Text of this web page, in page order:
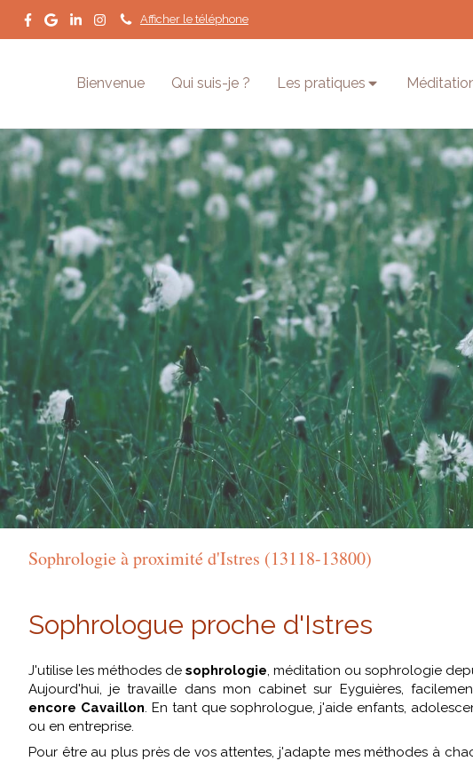
Afficher le téléphone
Bienvenue Qui suis-je ? Les pratiques
Sophrologie à proximité d'Istres (13118-13800)
Sophrologue proche d'Istres
J'utilise les méthodes de sophrologie, méditation ou sophrologie
Aujourd'hui, je travaille dans mon cabinet sur Eyguières,
encore Cavaillon. En tant que sophrologue, j'aide enfants,
ou en entreprise.
Pour être au plus près de vos attentes, j'adapte mes méthodes à